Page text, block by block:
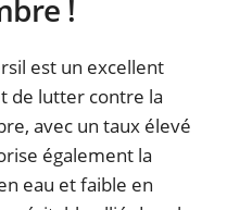
!
est un excellent
de lutter contre la
avec un taux élevé
également la
eau et faible en